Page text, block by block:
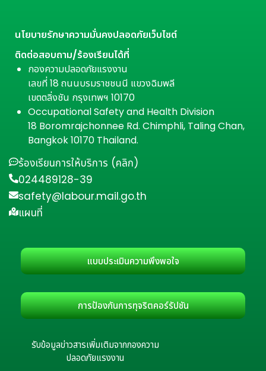
นโยบายรักษาความมั่นคงปลอดภัยเว็บไซต์
ติดต่อสอบถาม/ร้องเรียนได้ที่
กองความปลอดภัยแรงงาน
เลขที่ 18 ถนนบรมราชชนนี แขวงฉิมพลี
เขตตลิ่งชัน กรุงเทพฯ 10170
Occupational Safety and Health Division
18 Boromrajchonnee Rd. Chimphli, Taling Chan,
Bangkok 10170 Thailand.
ร้องเรียนการให้บริการ (คลิก)
024489128-39
safety@labour.mail.go.th
แผนที่
แบบประเมินความพึงพอใจ
การป้องกันการทุจริตคอร์รัปชัน
รับข้อมูลข่าวสารเพิ่มเติมจากกองความ
ปลอดภัยแรงงาน